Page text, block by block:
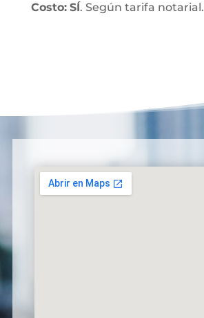
Costo: SÍ. Según tarifa notarial.